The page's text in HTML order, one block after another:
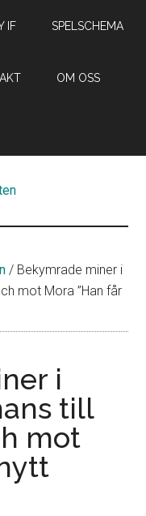
IF SPELSCHEMA
OM OSS
/ Bekymrade miner i
mot Mora ”Han får
i
till
mot